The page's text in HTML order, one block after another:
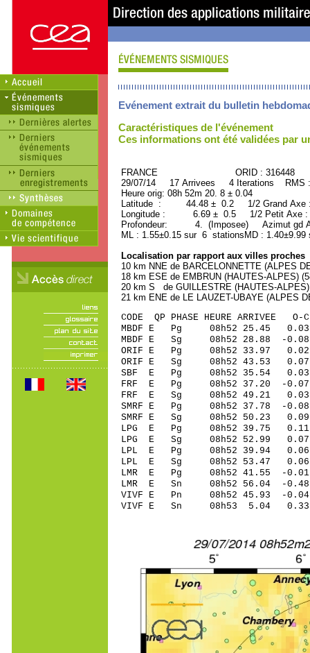
Evénement extrait du bulletin
Caractéristiques de l'événement
Ces informations ont été validées par
FRANCE ORID : 316448
29/07/14 17 Arrivees 4 Iterations RMS
Heure orig: 08h 52m 20. 8 ± 0.04
Latitude : 44.48 ± 0.2 1/2 Grand
Longitude : 6.69 ± 0.5 1/2 Petit Axe
Profondeur: 4. (Imposee) Azimut gd
ML : 1.55±0.15 sur 6 stationsMD :
Localisation par rapport aux villes proches
10 km NNE de BARCELONNETTE (ALPES
18 km ESE de EMBRUN (HAUTES-ALPES)
20 km S de GUILLESTRE (HAUTES-
21 km ENE de LE LAUZET-UBAYE (ALPES
CODE QP PHASE HEURE
MBDF E Pg 08h52 25.45
MBDF E Sg 08h52
ORIF E Pg 08h52 33.97
ORIF E Sg 08h52 43.53
SBF E Pg 08h52 35.54 0.03
FRF E Pg 08h52 37.20 -0.07
FRF E Sg 08h52 49.21
SMRF E Pg 08h52 37.78 -0.08
SMRF E Sg 08h52 50.23
LPG E Pg 08h52 39.75
LPG E Sg 08h52 52.99
LPL E Pg 08h52 39.94
LPL E Sg 08h52 53.47
LMR E Pg 08h52 41.55 -0.01
LMR E Sn 08h52 56.04 -
VIVF E Pn 08h52 45.93 -0.04
VIVF E Sn 08h53 5.04